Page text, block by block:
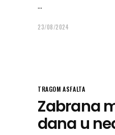
23/08/2024
TRAGOM ASFALTA
Zabrana
dana u